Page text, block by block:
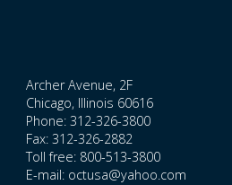
Archer Avenue, 2F
Chicago, Illinois 60616
Phone: 312-326-3800
Fax: 312-326-2882
Toll free: 800-513-3800
E-mail: octusa@yahoo.com